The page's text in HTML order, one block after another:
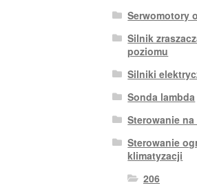
Serwomotory
Silnik
poziomu
Silniki
Sonda lambda
Sterowanie
Sterowanie
klimatyzacji
206